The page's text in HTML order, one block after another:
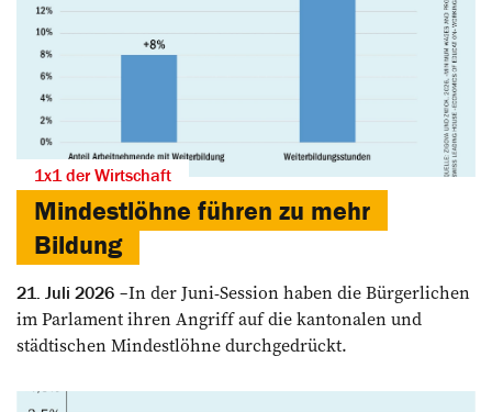
1x1 der Wirtschaft
Mindestlöhne führen zu mehr
Bildung
21. Juli 2026
In der Juni-Session haben die Bürgerlichen
im Parlament ihren Angriff auf die kantonalen und
städtischen Mindestlöhne durchgedrückt.